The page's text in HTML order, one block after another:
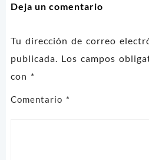
Deja un comentario
Tu dirección de correo
publicada. Los campos
con *
Comentario *